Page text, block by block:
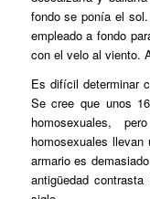
fondo se ponía el
empleado a fondo
con el velo al viento.
Es difícil determinar
Se cree que unos
homosexuales,
homosexuales
armario es
antigüedad